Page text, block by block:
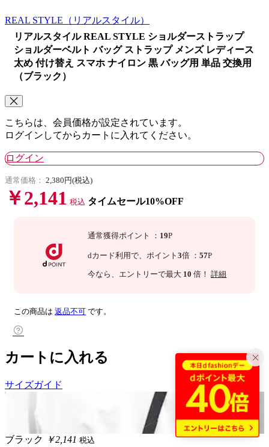
REAL STYLE （リアルスタイル）
リアルスタイル REAL STYLE ショルダーストラップ
ショルダーベルト バッグ ストラップ メンズ レディース
太め 付け替え スマホ ナイロン 黒 バッグ用 単品 交換用
（ブラック）
こちらは、会員価格が設定されています。
ログインしてからカートに入れてください。
ログイン
通常価格： 2,380円(税込)
￥2,141 税込 タイムセール10%OFF
通常獲得ポイント ： 19P
dカード利用で、ポイント3倍 ：57P
今なら 、エントリーで最大 10 倍！詳細
この商品は 返品不可 です。
カートに入れる
サイズガイド
ブラック ￥2,141 税込